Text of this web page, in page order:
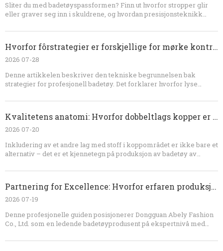
bulkproduksjonskorreksjoner.
Sliter du med badetøyspassformen? Finn ut hvorfor stropper glir
eller graver seg inn i skuldrene, og hvordan presisjonsteknikk
gir ekspert OEM-innsikt i mønsterdesign, sømteknologi og
Hvorfor fôrstrategier er forskjellige for mørke kontra lette badetøy
2026 07-28
Denne artikkelen beskriver den tekniske begrunnelsen bak
strategier for profesjonell badetøy. Det forklarer hvorfor lyse
mørke stoffer utnytter naturlig lysabsorpsjon for å gi en mer
hygiene, ugjennomsiktighet og forbrukertillit.
Kvalitetens anatomi: Hvorfor dobbeltlags kopper er essensielle i premium badetøyteknikk
2026 07-20
Inkludering av et andre lag med stoff i koppområdet er ikke bare et
alternativ – det er et kjennetegn på produksjon av badetøy av
for kvalitet, selvtillit og lang levetid, er tolagskonstruksjon ikke
Dongguan Abely Fashion Co., Ltd., spesialiserer vi oss på
produksjon av premium OEM-badetøy. Fra teknisk stoffvalg til
et overfylt marked. Kontakt vårt ekspertproduksjonsteam i dag på
sales@abelyfashion.com for å starte din neste kolleksjon.
Partnering for Excellence: Hvorfor erfaren produksjon er nøkkelen til ditt badetøymerkes suksess
2026 07-19
Denne profesjonelle guiden posisjonerer Dongguan Abely Fashion
Co., Ltd. som en ledende badetøyprodusent på ekspertnivå med
grossister, og utnytter EEAT-prinsippene for å demonstrere dyp